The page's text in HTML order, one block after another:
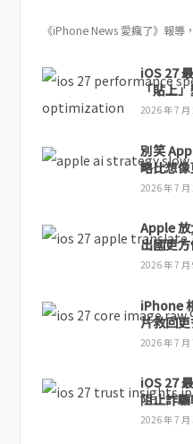
《iPhone News 愛瘋了》報導
iOS 27
「貼上
2026 年 7 月
別笑
略比想
2026 年 7 月
Apple 放
出國更
2026 年 7 月
iPhone
片救回
2026 年 7 月
iOS 27
阻止詐
2026 年 7 月